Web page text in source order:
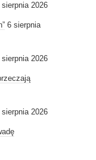
sierpnia 2026
6 sierpnia
sierpnia 2026
sierpnia 2026